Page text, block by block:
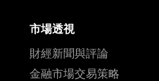
市場透視
財經新聞與評論
金融市場交易策略